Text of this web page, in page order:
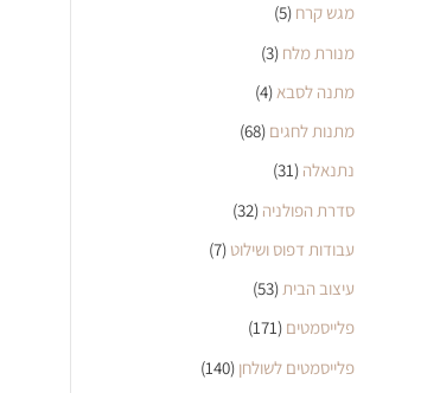
מגש קרח (5)
מנורת מלח (3)
מתנה לסבא (4)
מתנות לחגים (68)
נתנאלה (31)
סדרת הפולניה (32)
עבודות דפוס ושילוט (7)
עיצוב הבית(53)
פלייסמטים (171)
פלייסמטים לשולחן (140)